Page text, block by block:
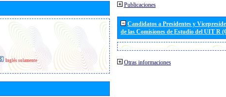
Inglés solamente
Publicaciones
Candidatos a Presidentes y
de las Comisiones de Estudio del UIT R
Otras informaciones